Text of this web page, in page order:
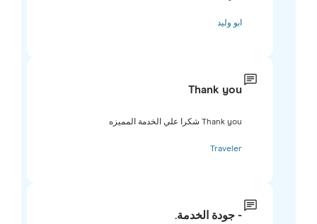
Thank you
Thank you شكرا علي الخدمة المميزه
Traveler
- جودة الخدمة.